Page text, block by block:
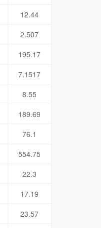
12.44
2.507
195.17
7.1517
8.55
189.69
76.1
554.75
22.3
17.19
23.57